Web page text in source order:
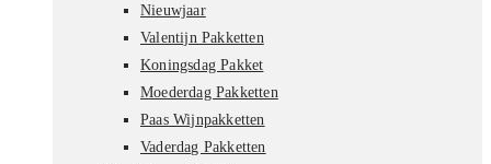
Nieuwjaar
Valentijn Pakketten
Koningsdag Pakket
Moederdag Pakketten
Paas Wijnpakketten
Vaderdag Pakketten